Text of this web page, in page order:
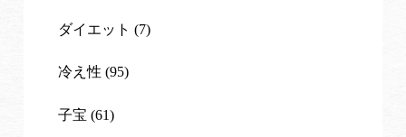
ダイエット (7)
冷え性 (95)
子宝 (61)